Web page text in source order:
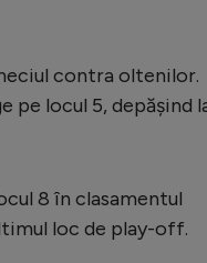
contra oltenilor.
pe locul 5, depășind
8 în clasamentul
loc de play-off.